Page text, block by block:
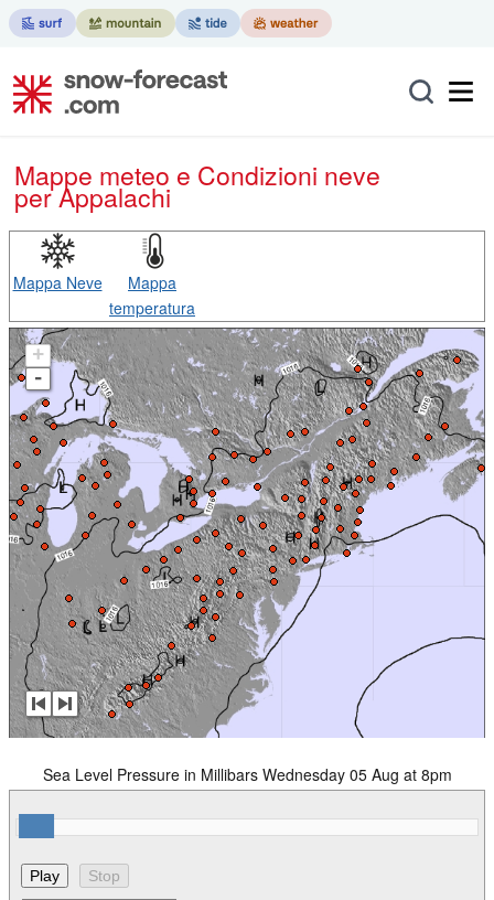
Mappe meteo e Condizioni neve
per Appalachi
Mappa Neve
Mappa
temperatura
+
-
Sea Level Pressure in Millibars Wednesday 05 Aug at 8pm